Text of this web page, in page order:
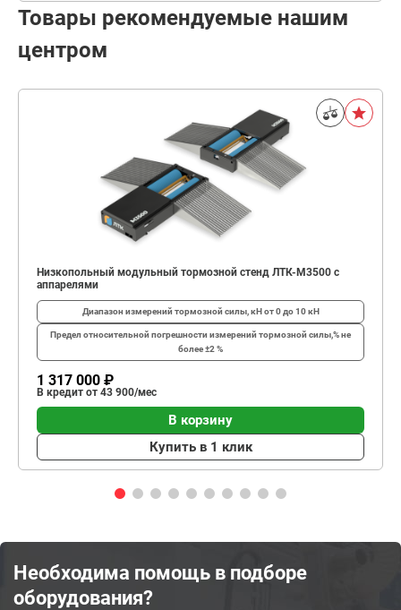
Товары рекомендуемые нашим
центром
Низкопольный модульный тормозной стенд ЛТК-М3500 с
аппарелями
Диапазон измерений тормозной силы, кНот 0 до 10 кН
Предел относительной погрешности измерений тормозной силы,%не
более ±2 %
1 317 000 ₽
В кредит от 43 900/мес
В корзину
Купить в 1 клик
Необходима помощь в подборе
оборудования?